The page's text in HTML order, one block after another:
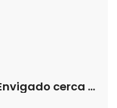
Se vende apartamento Envigado cerca a la Plaza de Santa Gertrudis (193746901)